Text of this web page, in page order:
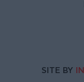
SITE BY